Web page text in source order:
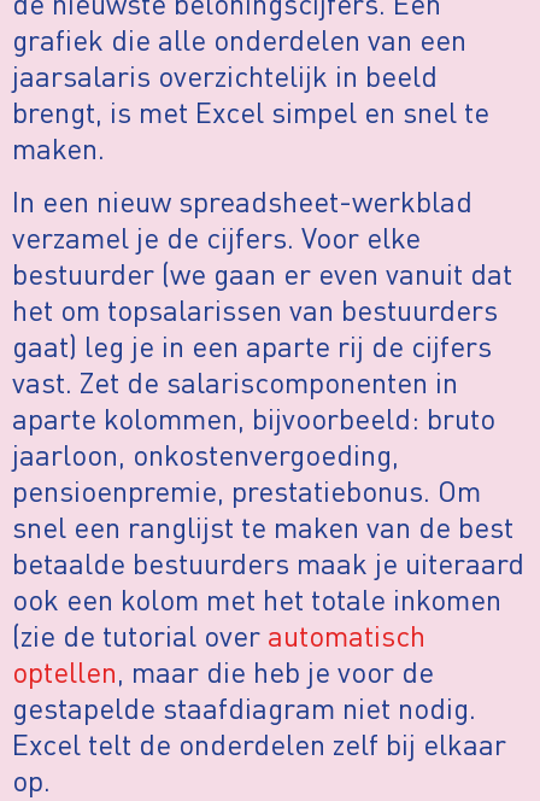
grafiek die alle onderdelen van een
jaarsalaris overzichtelijk in beeld
brengt, is met Excel simpel en snel te
maken.
In een nieuw spreadsheet-werkblad
verzamel je de cijfers. Voor elke
bestuurder (we gaan er even vanuit dat
het om topsalarissen van bestuurders
gaat) leg je in een aparte rij de cijfers
vast. Zet de salariscomponenten in
aparte kolommen, bijvoorbeeld: bruto
jaarloon, onkostenvergoeding,
pensioenpremie, prestatiebonus. Om
snel een ranglijst te maken van de best
betaalde bestuurders maak je uiteraard
ook een kolom met het totale inkomen
(zie de tutorial over automatisch
optellen, maar die heb je voor de
gestapelde staafdiagram niet nodig.
Excel telt de onderdelen zelf bij elkaar
op.